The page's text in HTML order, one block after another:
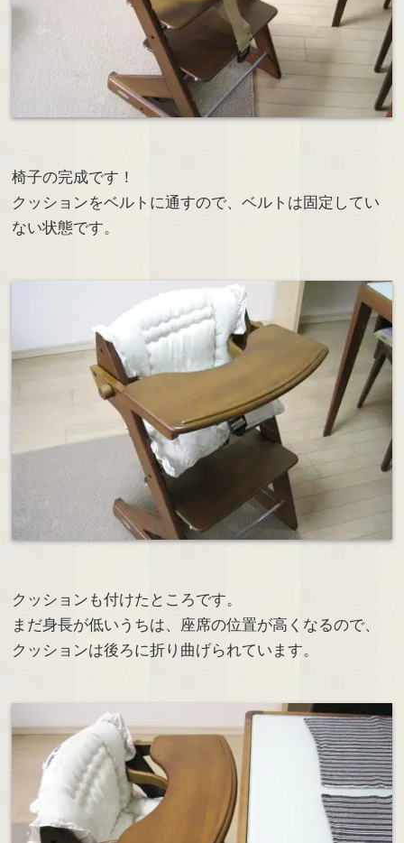
椅子の完成です！
クッションをベルトに通すので、ベルトは固定してい
ない状態です。
クッションも付けたところです。
まだ身長が低いうちは、座席の位置が高くなるので、
クッションは後ろに折り曲げられています。